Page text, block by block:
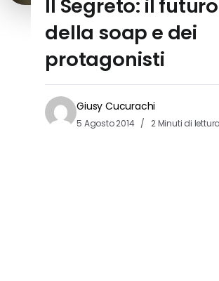
Il Segreto: il futuro
della soap e dei
protagonisti
Giusy Cucurachi
5 Agosto 2014 2 Minuti di lettura